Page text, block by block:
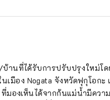
านที่ได้รับการปรับปรุงใหม่โ
มือง Nogata จังหวัดฟุกุโอกะ
ที่มองเห็นได้จากก้นแม่น้ำมีควา